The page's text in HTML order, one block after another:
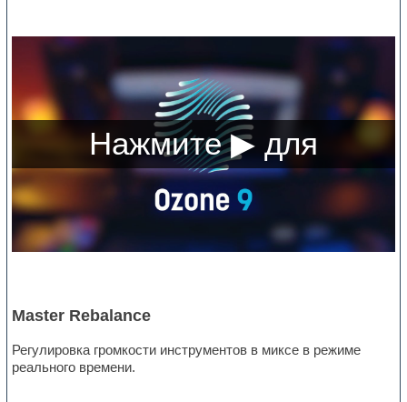
Master Rebalance
Регулировка громкости инструментов в миксе в режиме
реального времени.